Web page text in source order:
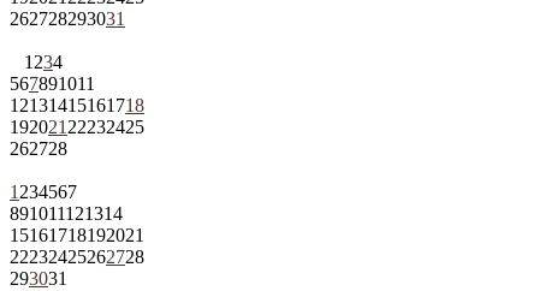
262728293031
1 234
567891011
12131415161718
192021 22232425
262728
1 234567
891011121314
15161718192021
22232425262728
293031